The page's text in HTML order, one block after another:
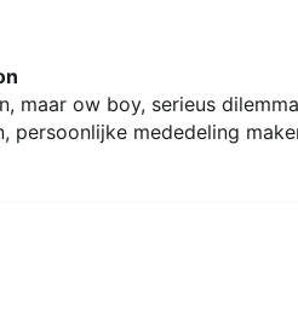
maar ow boy, serieus
persoonlijke mededeling